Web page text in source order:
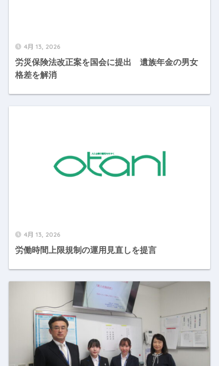
4月 13, 2026
労災保険法改正案を国会に提出 遺族年金の男女
格差を解消
4月 13, 2026
労働時間上限規制の運用見直しを提言